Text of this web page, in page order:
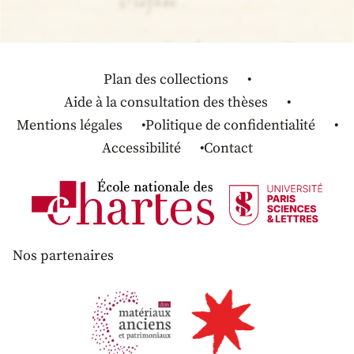
Plan des collections
Aide à la consultation des thèses
Mentions légales
Politique de confidentialité
Accessibilité
Contact
Nos partenaires